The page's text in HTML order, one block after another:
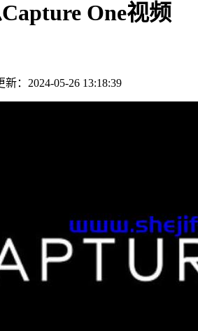
One视频
新：2024-05-26 13:18:39